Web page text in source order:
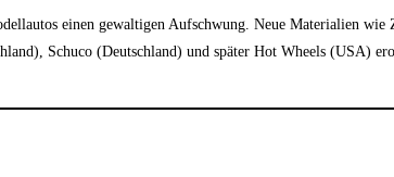
einen gewaltigen Aufschwung. Neue Materialien
Schuco (Deutschland) und später Hot Wheels (USA)